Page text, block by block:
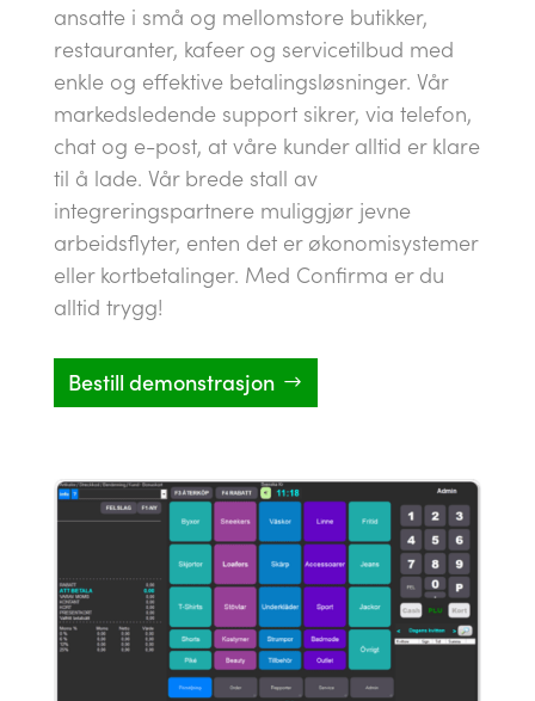
ansatte i små og mellomstore butikker,
restauranter, kafeer og servicetilbud med
enkle og effektive betalingsløsninger. Vår
markedsledende support sikrer, via telefon,
chat og e-post, at våre kunder alltid er klare
til å lade. Vår brede stall av
integreringspartnere muliggjør jevne
arbeidsflyter, enten det er økonomisystemer
eller kortbetalinger. Med Confirma er du
alltid trygg!
Bestill demonstrasjon